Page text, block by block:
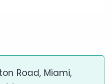
Road, Miami,